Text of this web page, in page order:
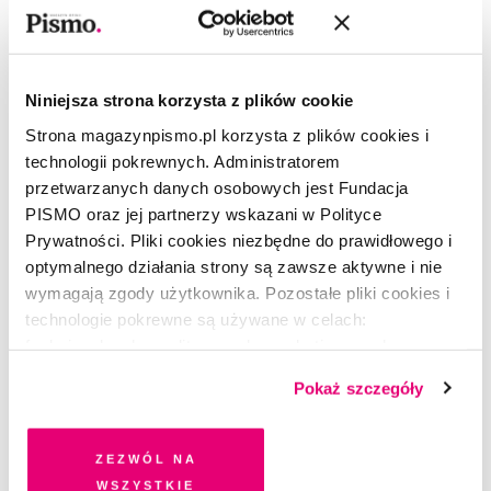
Niniejsza strona korzysta z plików cookie
Strona magazynpismo.pl korzysta z plików cookies i
technologii pokrewnych. Administratorem
przetwarzanych danych osobowych jest Fundacja
PISMO oraz jej partnerzy wskazani w Polityce
Prywatności. Pliki cookies niezbędne do prawidłowego i
optymalnego działania strony są zawsze aktywne i nie
wymagają zgody użytkownika. Pozostałe pliki cookies i
technologie pokrewne są używane w celach:
dobrowolną zgodę na pliki cookies i technologie
pokrewne, zgadzasz się na przechowywanie informacji
na Twoim urządzeniu końcowym lub dostęp do niego i
przetwarzanie danych. Zgodę na wszystkie lub niektóre
Pokaż szczegóły
Zezwól na
wszystkie
Michał Paweł Markowski
języka polskiego i literatury na University of Illinois w
Pracuje nad nową interpretacją europejskiej nowoczesności i
książkąNikt nie rodzi się Polakiem.
CZYTAJ TAKŻE